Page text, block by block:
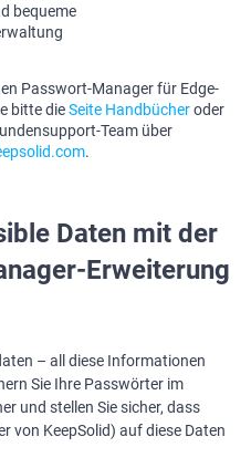
bequeme
Passwort-Manager für Edge-
bitte dieSeite Handbücheroder
Team über
.
Daten mit der
Erweiterung
– all diese Informationen
Sie Ihre Passwörter im
und stellen Sie sicher, dass
von KeepSolid) auf diese Daten